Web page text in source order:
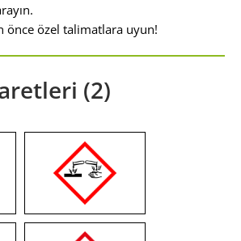
önce özel talimatlara uyun!
(2)